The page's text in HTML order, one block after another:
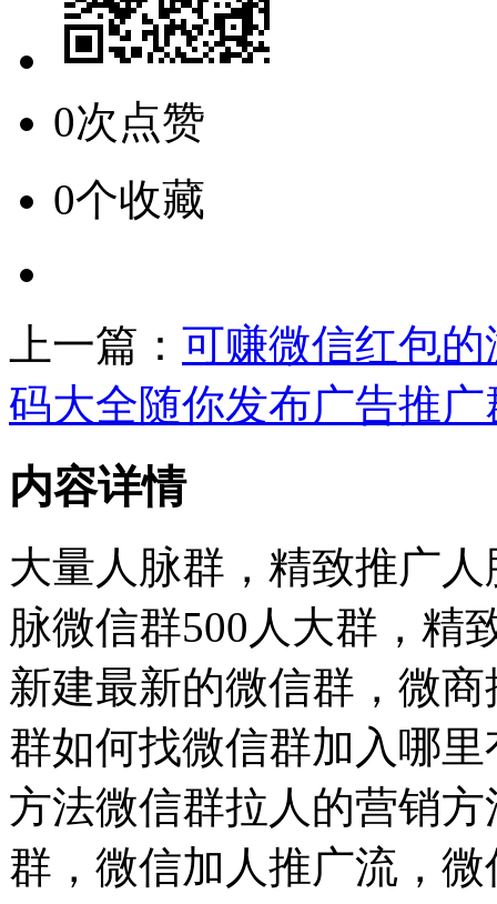
0次点赞
0个收藏
上一篇： 可赚微信红包的
码大全随你发布广告推广
内容详情
大量人脉群，精致推广
脉微信群500人大群，精
新建最新的微信群，微
群如何找微信群加入哪
方法微信群拉人的营销
群，微信加人推广流，